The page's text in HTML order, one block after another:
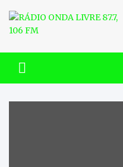
content
RÁDIO
FM